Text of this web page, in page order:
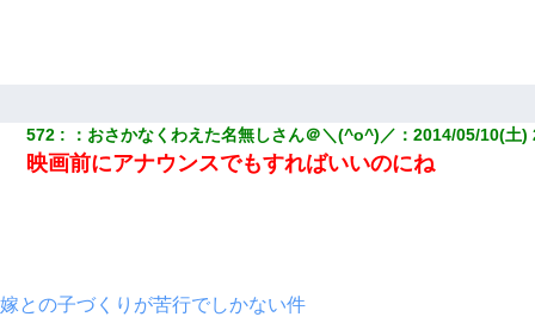
572 ： おさかなくわえた名無しさん＠＼(^o^)／ ：2014/05/10(土)
映画前にアナウンスでもすればいいのにね
嫁との子づくりが苦行でしかない件